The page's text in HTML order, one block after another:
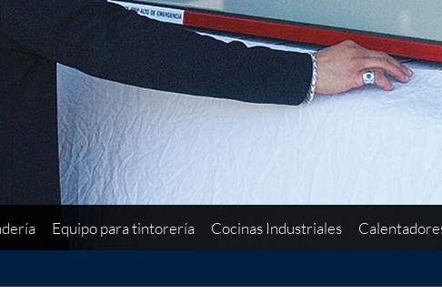
Equipo para tintorería Cocinas Industriales